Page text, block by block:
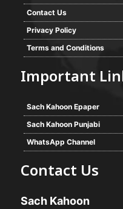
Contact Us
Privacy Policy
Terms and Conditions
Important
Sach Kahoon Epaper
Sach Kahoon Punjabi
WhatsApp Channel
Contact Us
Sach Kahoon